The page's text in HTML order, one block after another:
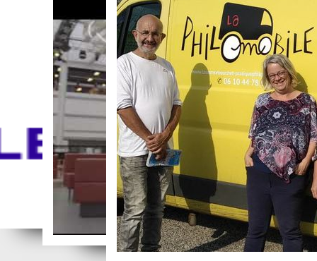
La vidéo du mois
formation des élus locaux